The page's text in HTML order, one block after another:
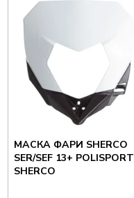
МАСКА ФАРИ SHERCO
SER/SEF 13+ POLISPORT
SHERCO